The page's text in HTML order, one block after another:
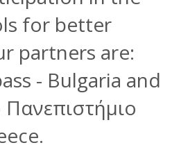
for better
partners are:
- Bulgaria and
Πανεπιστήμιο